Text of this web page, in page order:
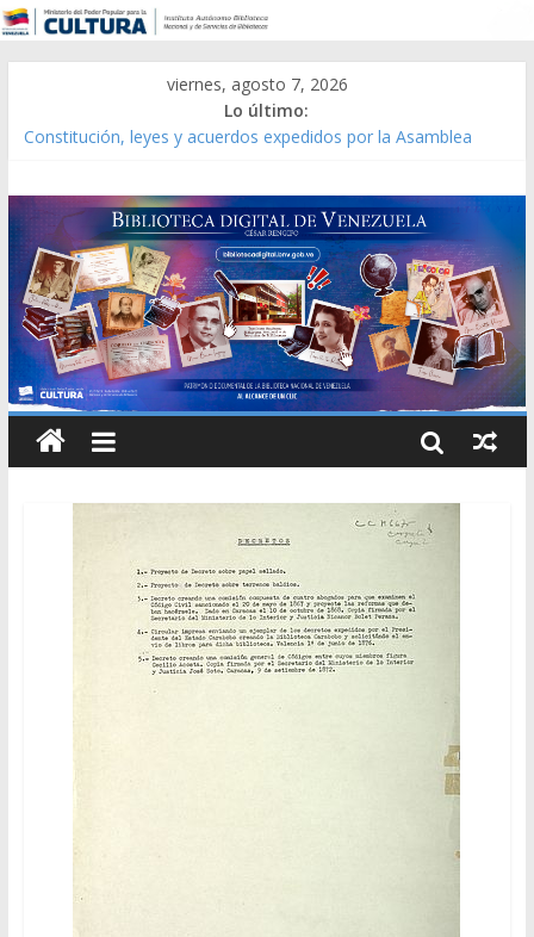
viernes, agosto 7, 2026
Lo último:
Constitución, leyes y acuerdos expedidos por la Asamblea
Modesta Bor Sánchez [material gráfico]
Gaceta Oficial de la República de Venezuela año CXXXIII Mes V,
Caracas 09 de marzo de 2006 N° 38.394
Catálogo temático de obras de Modesta Bor